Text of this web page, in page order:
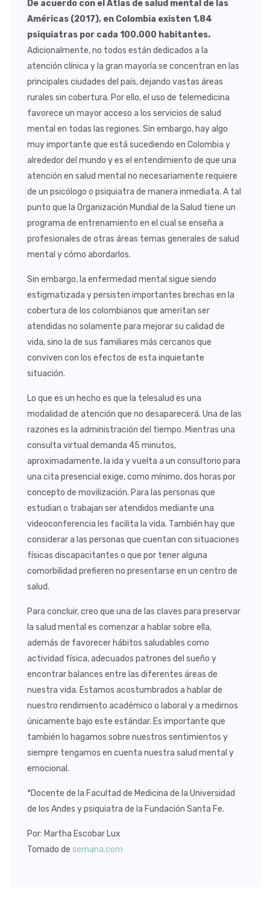
De acuerdo con el Atlas de salud mental de las
Américas (2017), en Colombia existen 1,84
psiquiatras por cada 100.000 habitantes.
Adicionalmente, no todos están dedicados a la
atención clínica y la gran mayoría se concentran en las
principales ciudades del país, dejando vastas áreas
rurales sin cobertura. Por ello, el uso de telemedicina
favorece un mayor acceso a los servicios de salud
mental en todas las regiones. Sin embargo, hay algo
muy importante que está sucediendo en Colombia y
alrededor del mundo y es el entendimiento de que una
atención en salud mental no necesariamente requiere
de un psicólogo o psiquiatra de manera inmediata. A tal
punto que la Organización Mundial de la Salud tiene un
programa de entrenamiento en el cual se enseña a
profesionales de otras áreas temas generales de salud
mental y cómo abordarlos.
Sin embargo, la enfermedad mental sigue siendo
estigmatizada y persisten importantes brechas en la
cobertura de los colombianos que ameritan ser
atendidas no solamente para mejorar su calidad de
vida, sino la de sus familiares más cercanos que
conviven con los efectos de esta inquietante
situación.
Lo que es un hecho es que la telesalud es una
modalidad de atención que no desaparecerá. Una de las
razones es la administración del tiempo. Mientras una
consulta virtual demanda 45 minutos,
aproximadamente, la ida y vuelta a un consultorio para
una cita presencial exige, como mínimo, dos horas por
concepto de movilización. Para las personas que
estudian o trabajan ser atendidos mediante una
videoconferencia les facilita la vida. También hay que
considerar a las personas que cuentan con situaciones
físicas discapacitantes o que por tener alguna
comorbilidad prefieren no presentarse en un centro de
salud.
Para concluir, creo que una de las claves para preservar
la salud mental es comenzar a hablar sobre ella,
además de favorecer hábitos saludables como
actividad física, adecuados patrones del sueño y
encontrar balances entre las diferentes áreas de
nuestra vida. Estamos acostumbrados a hablar de
nuestro rendimiento académico o laboral y a medirnos
únicamente bajo este estándar. Es importante que
también lo hagamos sobre nuestros sentimientos y
siempre tengamos en cuenta nuestra salud mental y
emocional.
*Docente de la Facultad de Medicina de la Universidad
de los Andes y psiquiatra de la Fundación Santa Fe.
Por: Martha Escobar Lux
Tomado de semana.com